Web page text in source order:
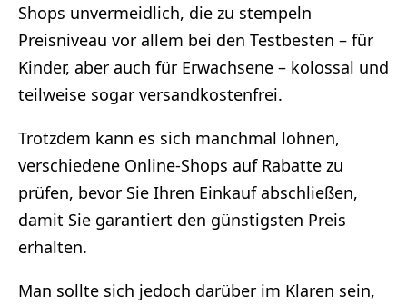
Shops unvermeidlich, die zu stempeln
Preisniveau vor allem bei den Testbesten – für
Kinder, aber auch für Erwachsene – kolossal und
teilweise sogar versandkostenfrei.
Trotzdem kann es sich manchmal lohnen,
verschiedene Online-Shops auf Rabatte zu
prüfen, bevor Sie Ihren Einkauf abschließen,
damit Sie garantiert den günstigsten Preis
erhalten.
Man sollte sich jedoch darüber im Klaren sein,